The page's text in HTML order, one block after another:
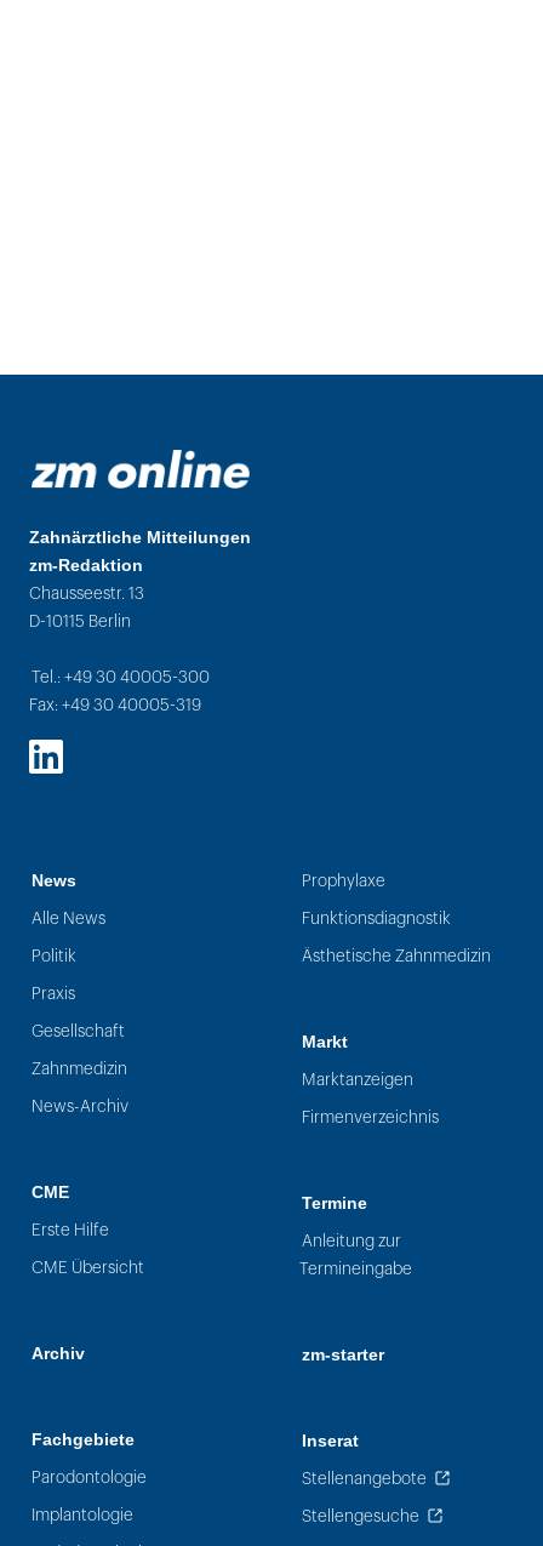
Zahnärztliche Mitteilungen
zm-Redaktion
Chausseestr. 13
D-10115 Berlin
Tel.: +49 30 40005-300
Fax: +49 30 40005-319
LinkedIn
News
Alle News
Politik
Praxis
Gesellschaft
Zahnmedizin
News-Archiv
CME
Erste Hilfe
CME Übersicht
Archiv
Fachgebiete
Parodontologie
Implantologie
Prophylaxe
Funktionsdiagnostik
Ästhetische Zahnmedizin
Markt
Marktanzeigen
Firmenverzeichnis
Termine
Anleitung zur
Termineingabe
zm-starter
Inserat
Stellenangebote
Stellengesuche